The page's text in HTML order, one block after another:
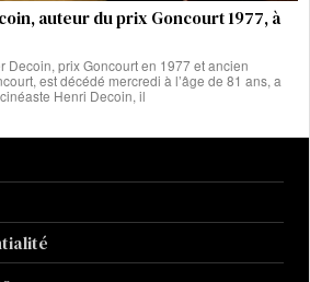
auteur du prix Goncourt 1977, à
Decoin, prix Goncourt en 1977 et ancien
est décédé mercredi à l’âge de 81 ans, a
Henri Decoin, il